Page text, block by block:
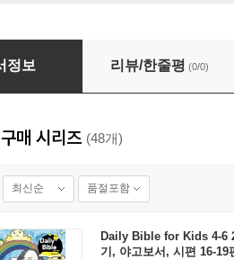
for Kids 4-6 2026년 5-6월호(창세
정보 리뷰/한줄평 (0/0)
매 시리즈 (48개)
최신순 품절포함
Daily Bible for Kids 4-6
기, 야고보서, 시편 16-19